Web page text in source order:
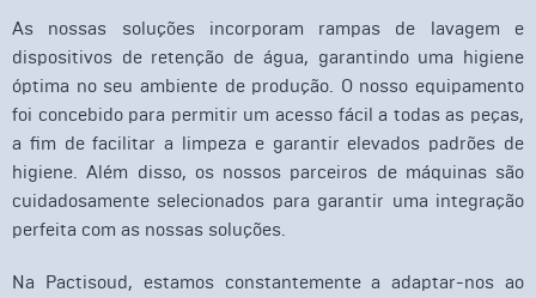
As nossas soluções incorporam rampas de lavagem e
dispositivos de retenção de água, garantindo uma higiene
óptima no seu ambiente de produção. O nosso equipamento
foi concebido para permitir um acesso fácil a todas as peças,
a fim de facilitar a limpeza e garantir elevados padrões de
higiene. Além disso, os nossos parceiros de máquinas são
cuidadosamente selecionados para garantir uma integração
perfeita com as nossas soluções.
Na Pactisoud, estamos constantemente a adaptar-nos ao